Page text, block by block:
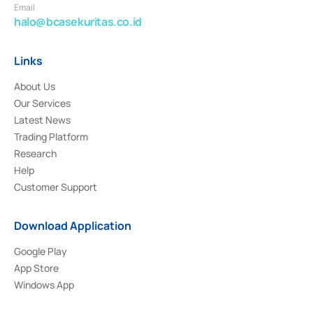
Email
halo@bcasekuritas.co.id
Links
About Us
Our Services
Latest News
Trading Platform
Research
Help
Customer Support
Download Application
Google Play
App Store
Windows App